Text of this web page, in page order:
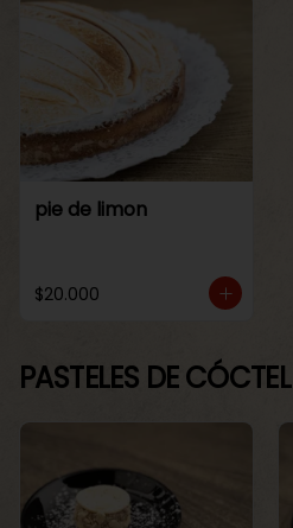
pie de limon
$20.000
PASTELES DE CÓCTEL